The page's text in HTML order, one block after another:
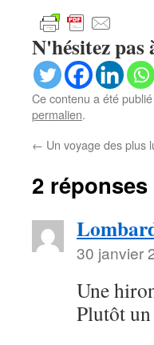
N'hésitez
Ce contenu a été
permalien.
← Un voyage des plus
2 réponses
30 janvier
Une
Plutôt